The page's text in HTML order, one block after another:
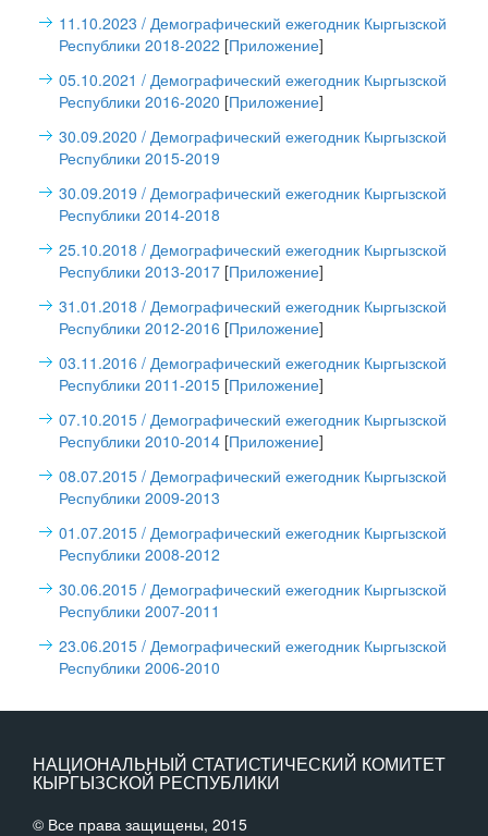
11.10.2023 / Демографический ежегодник Кыргызской
Республики 2018-2022 [Приложение]
05.10.2021 / Демографический ежегодник Кыргызской
Республики 2016-2020 [Приложение]
30.09.2020 / Демографический ежегодник Кыргызской
Республики 2015-2019
30.09.2019 / Демографический ежегодник Кыргызской
Республики 2014-2018
25.10.2018 / Демографический ежегодник Кыргызской
Республики 2013-2017 [Приложение]
31.01.2018 / Демографический ежегодник Кыргызской
Республики 2012-2016 [Приложение]
03.11.2016 / Демографический ежегодник Кыргызской
Республики 2011-2015 [Приложение]
07.10.2015 / Демографический ежегодник Кыргызской
Республики 2010-2014 [Приложение]
08.07.2015 / Демографический ежегодник Кыргызской
Республики 2009-2013
01.07.2015 / Демографический ежегодник Кыргызской
Республики 2008-2012
30.06.2015 / Демографический ежегодник Кыргызской
Республики 2007-2011
23.06.2015 / Демографический ежегодник Кыргызской
Республики 2006-2010
НАЦИОНАЛЬНЫЙ СТАТИСТИЧЕСКИЙ КОМИТЕТ
КЫРГЫЗСКОЙ РЕСПУБЛИКИ
© Все права защищены, 2015